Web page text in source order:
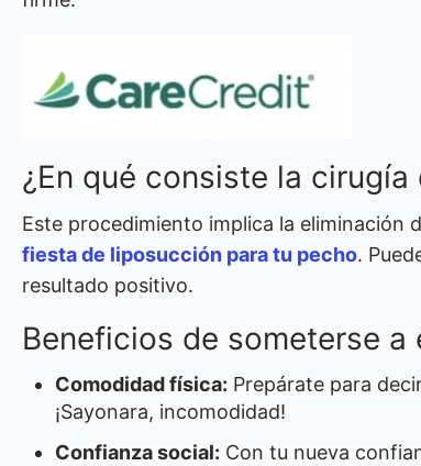
¿En qué consiste la
Este procedimiento implica la eliminación
fiesta de liposucción para tu pecho.
resultado positivo.
Beneficios de someterse
Comodidad física: Prepárate para
¡Sayonara, incomodidad!
Confianza social: Con tu nueva